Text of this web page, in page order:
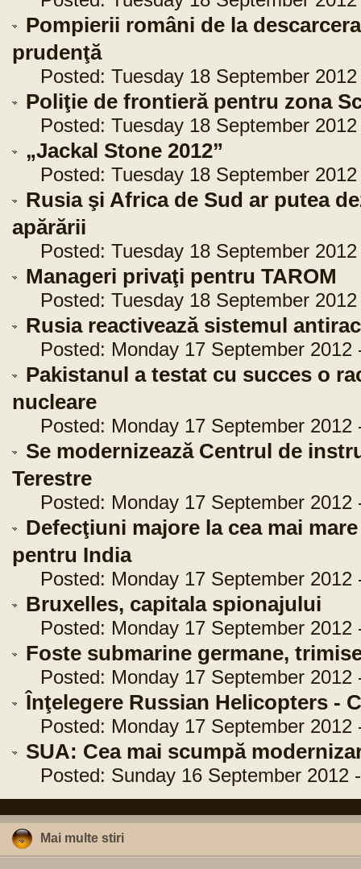
Pompierii români de la
prudenţă
Posted: Tuesday 18 September 2012
Poliţie de frontieră pentru zona
Posted: Tuesday 18 September 2012
„Jackal Stone 2012”
Posted: Tuesday 18 September 2012
Rusia şi Africa de Sud ar putea
apărării
Posted: Tuesday 18 September 2012
Manageri privaţi pentru TAROM
Posted: Tuesday 18 September 2012
Rusia reactivează sistemul
Posted: Monday 17 September 2012
Pakistanul a testat cu succes o
nucleare
Posted: Monday 17 September 2012
Se modernizează Centrul de
Terestre
Posted: Monday 17 September 2012
Defecţiuni majore la cea mai
pentru India
Posted: Monday 17 September 2012
Bruxelles, capitala spionajului
Posted: Monday 17 September 2012
Foste submarine germane,
Posted: Monday 17 September 2012
Înţelegere Russian Helicopters -
Posted: Monday 17 September 2012
SUA: Cea mai scumpă
Posted: Sunday 16 September 2012
Mai multe stiri